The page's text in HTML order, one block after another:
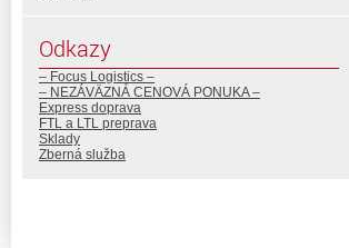
Odkazy
– Focus Logistics –
– NEZÁVÄZNÁ CENOVÁ PONUKA –
Express doprava
FTL a LTL preprava
Sklady
Zberná služba